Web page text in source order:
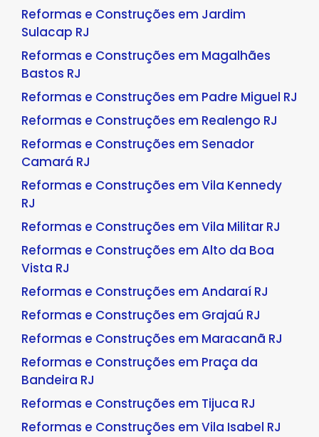
Reformas e Construções em Jardim
Sulacap RJ
Reformas e Construções em Magalhães
Bastos RJ
Reformas e Construções em Padre Miguel RJ
Reformas e Construções em Realengo RJ
Reformas e Construções em Senador
Camará RJ
Reformas e Construções em Vila Kennedy
RJ
Reformas e Construções em Vila Militar RJ
Reformas e Construções em Alto da Boa
Vista RJ
Reformas e Construções em Andaraí RJ
Reformas e Construções em Grajaú RJ
Reformas e Construções em Maracanã RJ
Reformas e Construções em Praça da
Bandeira RJ
Reformas e Construções em Tijuca RJ
Reformas e Construções em Vila Isabel RJ